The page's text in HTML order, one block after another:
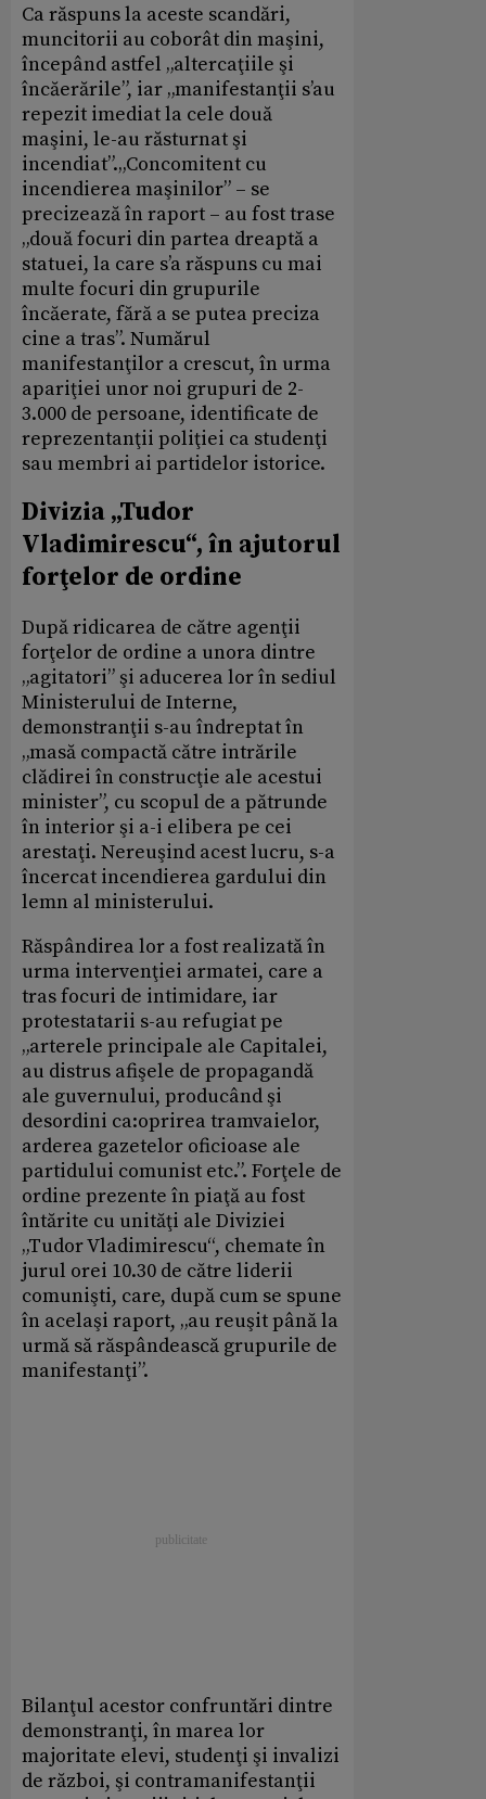
Ca răspuns la aceste scandări,
muncitorii au coborât din maşini,
începând astfel „altercaţiile şi
încăerările”, iar „manifestanţii s’au
repezit imediat la cele două
maşini, le-au răsturnat şi
incendiat”.„Concomitent cu
incendierea maşinilor” – se
precizează în raport – au fost trase
„două focuri din partea dreaptă a
statuei, la care s’a răspuns cu mai
multe focuri din grupurile
încăerate, fără a se putea preciza
cine a tras”. Numărul
manifestanţilor a crescut, în urma
apariţiei unor noi grupuri de 2-
3.000 de persoane, identificate de
reprezentanţii poliţiei ca studenţi
sau membri ai partidelor istorice.
Divizia „Tudor
Vladimirescu“, în ajutorul
forţelor de ordine
După ridicarea de către agenţii
forţelor de ordine a unora dintre
„agitatori” şi aducerea lor în sediul
Ministerului de Interne,
demonstranţii s-au îndreptat în
„masă compactă către intrările
clădirei în construcţie ale acestui
minister”, cu scopul de a pătrunde
în interior şi a-i elibera pe cei
arestaţi. Nereuşind acest lucru, s-a
încercat incendierea gardului din
lemn al ministerului.
Răspândirea lor a fost realizată în
urma intervenţiei armatei, care a
tras focuri de intimidare, iar
protestatarii s-au refugiat pe
„arterele principale ale Capitalei,
au distrus afişele de propagandă
ale guvernului, producând şi
desordini ca:oprirea tramvaielor,
arderea gazetelor oficioase ale
partidului comunist etc.”. Forţele de
ordine prezente în piaţă au fost
întărite cu unităţi ale Diviziei
„Tudor Vladimirescu“, chemate în
jurul orei 10.30 de către liderii
comunişti, care, după cum se spune
în acelaşi raport, „au reuşit până la
urmă să răspândească grupurile de
manifestanţi”.
Bilanţul acestor confruntări dintre
demonstranţi, în marea lor
majoritate elevi, studenţi şi invalizi
de război, şi contramanifestanţii